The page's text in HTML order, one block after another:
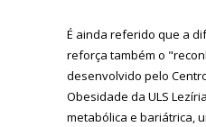
É ainda referido que a
reforça também o
desenvolvido pelo
Obesidade da ULS
metabólica e bariátrica,